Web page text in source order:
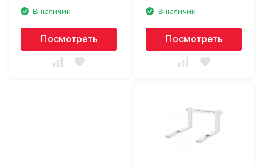
В наличии
Посмотреть
В наличии
Посмотреть